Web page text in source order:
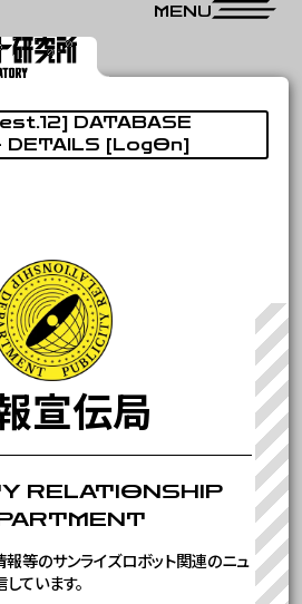
MENU
ROBOT
機体情報局
VIDEO
RESEARCH
調査研究局
CLOSE
DATABASE
DETAILS [LogOn]
宣伝局
RELATIONSHIP
報等のサンライズロボット関連のニュ
ています。